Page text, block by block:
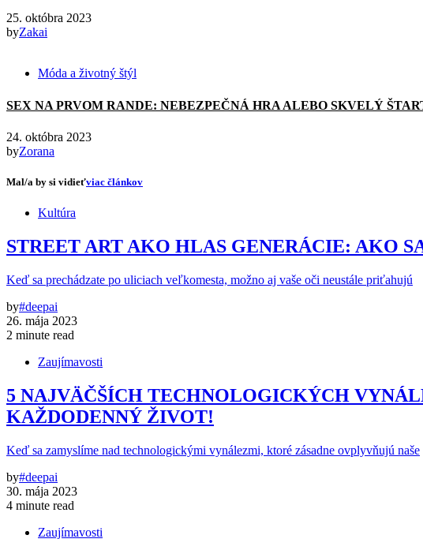
25. októbra 2023
byZakai
Móda a životný štýl
SEX NA PRVOM RANDE: NEBEZPEČNÁ HRA ALEBO SKVELÝ
24. októbra 2023
byZorana
Mal/a by si vidieťviac článkov
Kultúra
STREET ART AKO HLAS GENERÁCIE: AKO
Keď sa prechádzate po uliciach veľkomesta, možno aj vaše oči neustále priťahujú
by#deepai
26. mája 2023
2 minute read
Zaujímavosti
5 NAJVÄČŠÍCH TECHNOLOGICKÝCH
KAŽDODENNÝ ŽIVOT!
Keď sa zamyslíme nad technologickými vynálezmi, ktoré zásadne ovplyvňujú naše
by#deepai
30. mája 2023
4 minute read
Zaujímavosti